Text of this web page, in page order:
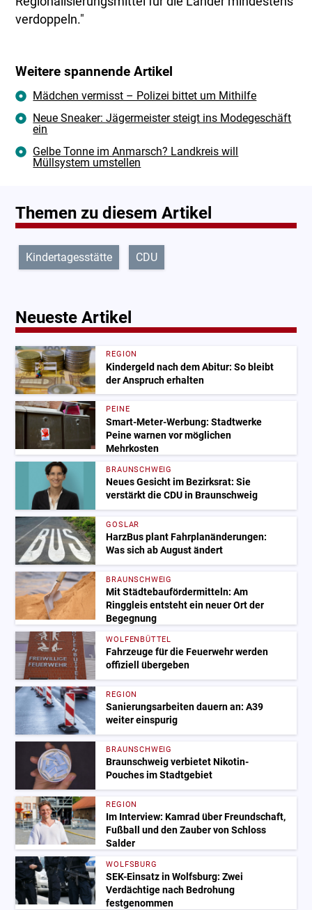
verdoppeln."
Weitere spannende Artikel
Mädchen vermisst – Polizei bittet um Mithilfe
Neue Sneaker: Jägermeister steigt ins Modegeschäft
ein
Gelbe Tonne im Anmarsch? Landkreis will
Müllsystem umstellen
Themen zu diesem Artikel
Kindertagesstätte CDU
Neueste Artikel
REGION
Kindergeld nach dem Abitur: So bleibt
der Anspruch erhalten
PEINE
Smart-Meter-Werbung: Stadtwerke
Peine warnen vor möglichen
Mehrkosten
BRAUNSCHWEIG
Neues Gesicht im Bezirksrat: Sie
verstärkt die CDU in Braunschweig
GOSLAR
HarzBus plant Fahrplanänderungen:
Was sich ab August ändert
BRAUNSCHWEIG
Mit Städtebaufördermitteln: Am
Ringgleis entsteht ein neuer Ort der
Begegnung
WOLFENBÜTTEL
Fahrzeuge für die Feuerwehr werden
offiziell übergeben
REGION
Sanierungsarbeiten dauern an: A39
weiter einspurig
BRAUNSCHWEIG
Braunschweig verbietet Nikotin-
Pouches im Stadtgebiet
REGION
Im Interview: Kamrad über Freundschaft,
Fußball und den Zauber von Schloss
Salder
WOLFSBURG
SEK-Einsatz in Wolfsburg: Zwei
Verdächtige nach Bedrohung
festgenommen